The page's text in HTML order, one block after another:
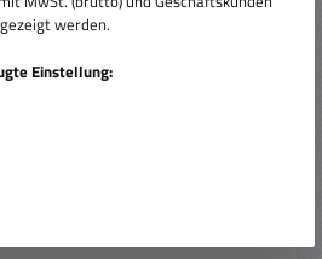
Lüfter bis 5Watt Leistung max
werden.
Einstellung: